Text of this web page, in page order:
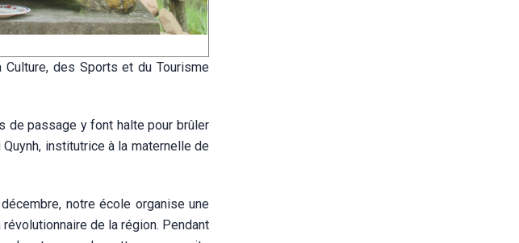
des Sports et du Tourisme
de passage y font halte pour brûler
institutrice à la maternelle de
décembre, notre école organise une
de la région. Pendant